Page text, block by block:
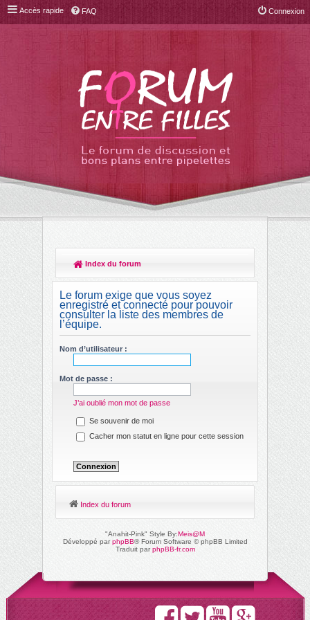
Accès rapide FAQ Connexion
Index du forum
ec
Le forum exige que vous soyez
enregistré et connecté pour pouvoir
consulter la liste des membres de
l’équipe.
Nom d’utilisateur :
Mot de passe :
J’ai oublié mon mot de passe
Se souvenir de moi
Cacher mon statut en ligne pour cette session
Index du forum
"Anahit-Pink" Style By:Meis@M
Développé par phpBB® Forum Software © phpBB Limited
Traduit parphpBB-fr.com